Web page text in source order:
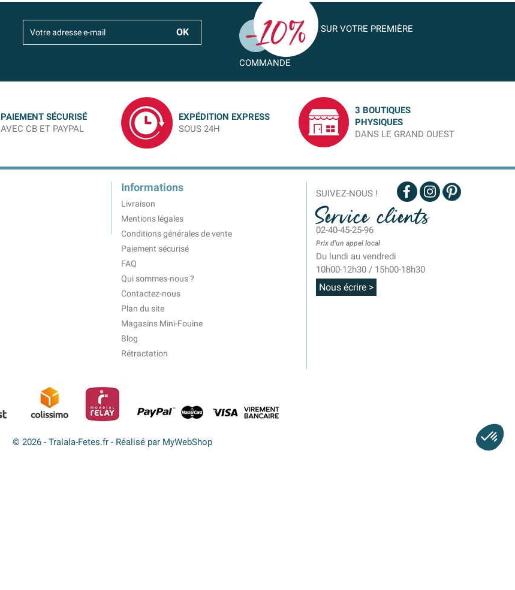
SUR VOTRE PREMIÈRE
COMMANDE
PAIEMENT SÉCURISÉ
AVEC CB ET PAYPAL
EXPÉDITION EXPRESS
SOUS 24H
3 BOUTIQUES
PHYSIQUES
DANS LE GRAND OUEST
Informations
Livraison
Mentions légales
Conditions générales de vente
Paiement sécurisé
FAQ
Qui sommes-nous ?
Contactez-nous
Plan du site
Magasins Mini-Fouine
Blog
Rétractation
SUIVEZ-NOUS !
Service clients
02-40-45-25-96
Prix d'un appel local
Du lundi au vendredi
10h00-12h30 / 15h00-18h30
Nous écrire >
© 2026 - Tralala-Fetes.fr - Réalisé par MyWebShop